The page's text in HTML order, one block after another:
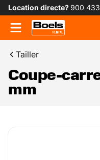
Location directe?900
Tailler
Coupe-
mm